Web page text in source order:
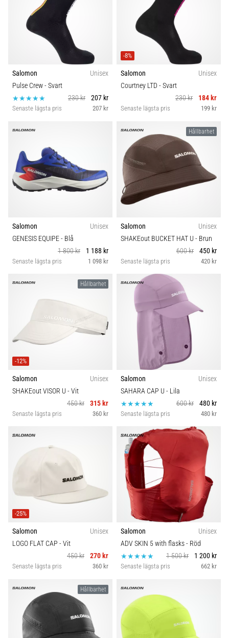
Salomon
Unisex
Pulse Crew- Svart
230 kr
207 kr
Senaste lägsta pris 207 kr
-8%
Salomon
Unisex
Courtney LTD - Svart
230 kr
184 kr
Senaste lägsta pris 199 kr
Salomon
Unisex
GENESIS EQUIPE- Blå
1 800 kr
1 188 kr
Senaste lägsta pris 1 098 kr
Hållbarhet
Salomon
Unisex
SHAKEout BUCKET HAT U - Brun
600 kr
450 kr
Senaste lägsta pris 420 kr
Hållbarhet
-12%
Salomon
Unisex
SHAKEout VISOR U - Vit
450 kr
315 kr
Senaste lägsta pris 360 kr
Salomon
Unisex
SAHARA CAP U - Lila
600 kr
480 kr
Senaste lägsta pris 480 kr
-25%
Salomon
Unisex
LOGO FLAT CAP - Vit
450 kr
270 kr
Senaste lägsta pris 360 kr
Salomon
Unisex
ADV SKIN 5 with flasks- Röd
1 500 kr
1 200 kr
Senaste lägsta pris 662 kr
Hållbarhet